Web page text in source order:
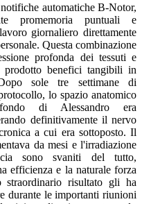
automatiche B-Notor,
promemoria puntuali e
giornaliero direttamente
Questa combinazione
profonda dei tessuti e
benefici tangibili in
sole tre settimane di
lo spazio anatomico
di Alessandro era
definitivamente il nervo
a cui era sottoposto. Il
da mesi e l'irradiazione
sono svaniti del tutto,
efficienza e la naturale forza
straordinario risultato gli ha
durante le importanti riunioni